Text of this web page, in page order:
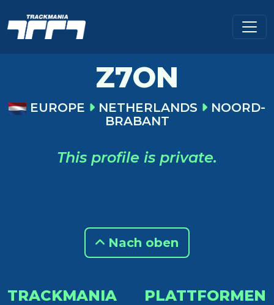
Z7ON
EUROPE NETHERLANDS
NOORD-
BRABANT
This profile is private.
Nach oben
TRACKMANIA PLATTFORMEN